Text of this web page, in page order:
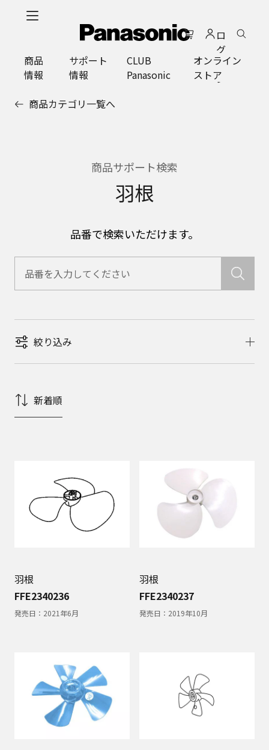
ロ
グ
イ
ン
商品
情報
サポート
情報
CLUB
Panasonic
オンライン
ストア
商品カテゴリ一覧へ
商品サポート検索
羽根
品番で検索いただけます。
絞り込み
新着順
羽根
FFE2340236
発売日： 2021年6月
羽根
FFE2340237
発売日： 2019年10月